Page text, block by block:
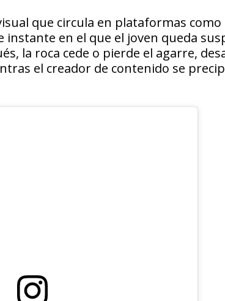
que circula en plataformas
instante en el que el joven queda
la roca cede o pierde el agarre,
el creador de contenido se